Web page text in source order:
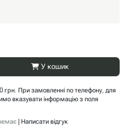
У кошик
грн. При замовленні по телефону, для
вказувати інформацію з поля
Написати відгук